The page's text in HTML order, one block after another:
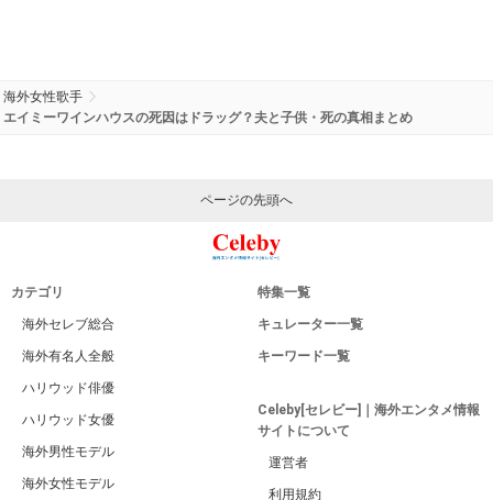
海外女性歌手
エイミーワインハウスの死因はドラッグ？夫と子供・死の真相まとめ
ページの先頭へ
カテゴリ
海外セレブ総合
海外有名人全般
ハリウッド俳優
ハリウッド女優
海外男性モデル
海外女性モデル
特集一覧
キュレーター一覧
キーワード一覧
Celeby[セレビー]｜海外エンタメ情報
サイトについて
運営者
利用規約